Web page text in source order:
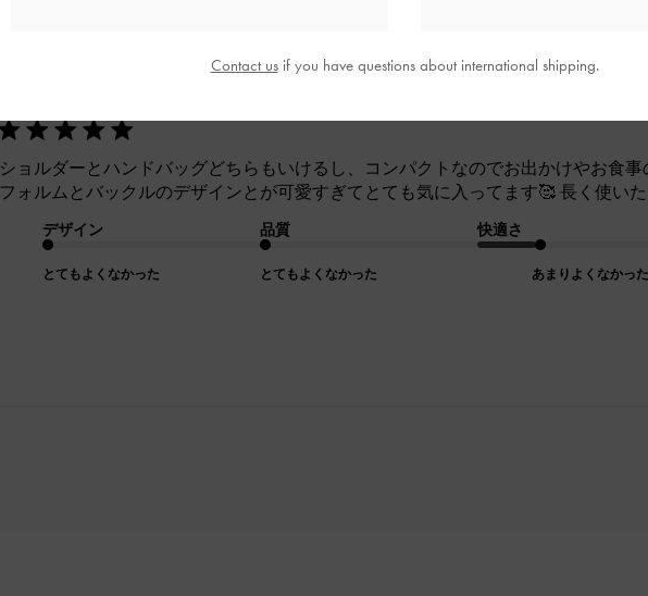
ショルダーとハンドバッグどちらもいけるし
かけやお食事のときにピッタリです！バッグ
ショルダーとハンドバッグどちらもいけるし、コンパクトなのでお出かけやお食
フォルムとバックルのデザインとが可愛すぎてとても気に入ってます🥰 長く使い
デザイン
とてもよくなかった
品質
とてもよくなかった
快適さ
あまりよくなかった
Contact usif you have questions about international shipping.